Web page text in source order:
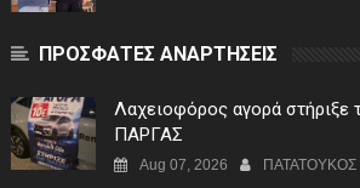
ΠΡΟΣΦΑΤΕΣ ΑΝΑΡΤΗΣΕΙΣ
Λαχειοφόρος αγορά
ΠΑΡΓΑΣ
Aug 07, 2026